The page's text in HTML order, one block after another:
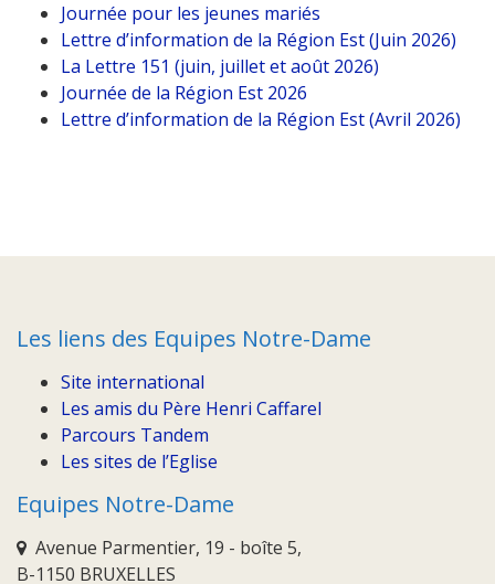
Journée pour les jeunes mariés
Lettre d’information de la Région Est (Juin 2026)
La Lettre 151 (juin, juillet et août 2026)
Journée de la Région Est 2026
Lettre d’information de la Région Est (Avril 2026)
Les liens des Equipes Notre-Dame
Site international
Les amis du Père Henri Caffarel
Parcours Tandem
Les sites de l’Eglise
Equipes Notre-Dame
Avenue Parmentier, 19 - boîte 5,
B-1150 BRUXELLES